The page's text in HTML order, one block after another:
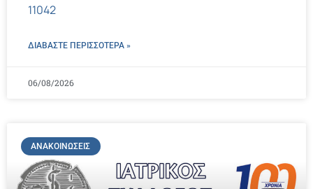
11042
ΔΙΑΒΑΣΤΕ ΠΕΡΙΣΣΌΤΕΡΑ »
06/08/2026
ΑΝΑΚΟΙΝΏΣΕΙΣ